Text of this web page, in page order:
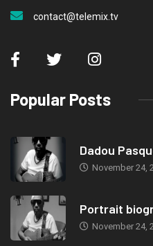
contact@telemix.tv
Popular Posts
Dadou
November 24,
Portrait
November 24,